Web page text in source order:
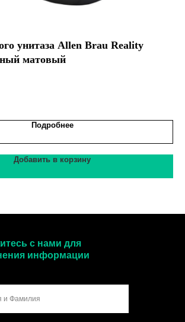
унитаза Allen Brau Reality
матовый
Подробнее
Добавить в корзину
с нами для
информации